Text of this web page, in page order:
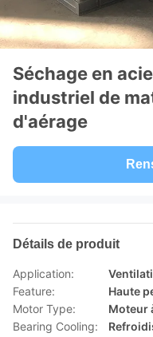
Séchage en
industriel de
d'aérage
Détails de produit
Application:
Feature:
Haute
Motor Type:
Moteur
Bearing Cooling: